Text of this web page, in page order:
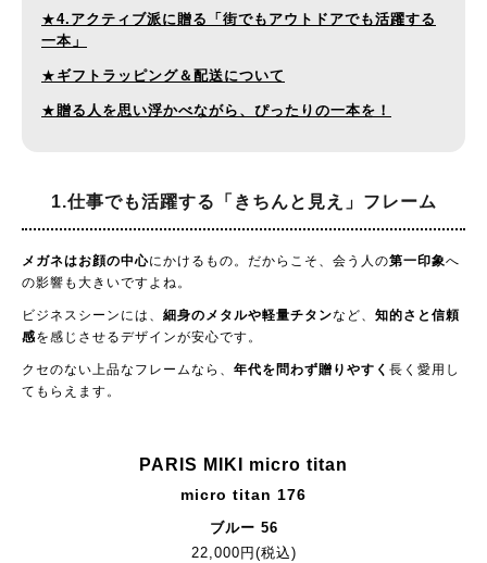
★4.アクティブ派に贈る「街でもアウトドアでも活躍する
一本」
★ ギフトラッピング＆配送について
★贈る人を思い浮かべながら、ぴったりの一本を！
1.仕事でも活躍する 「きちんと見え」フレーム
メガネはお顔の中心にかけるもの。だからこそ、会う人の第一印象へ
の影響も大きいですよね。
ビジネスシーンには、 細身のメタルや軽量チタンなど、 知的さと信頼
感を感じさせるデザインが安心です。
クセのない上品なフレームなら、 年代を問わず贈りやすく 長く愛用し
てもらえます。
PARIS MIKI micro titan
micro titan 176
ブルー 56
22,000円(税込)